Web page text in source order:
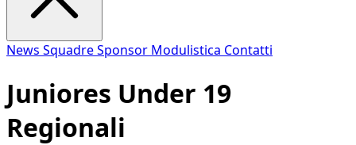
News SquadreSponsor Modulistica Contatti
Juniores Under 19
Regionali